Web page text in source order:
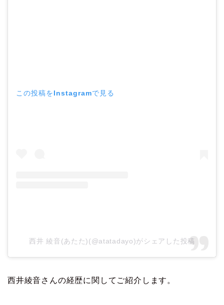
この投稿をInstagramで見る
西井 綾音(あたた)(@atatadayo)がシェアした投稿
西井綾音さんの経歴に関してご紹介します。